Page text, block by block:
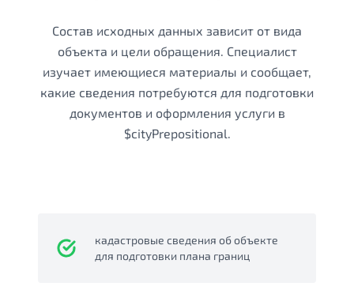
Состав исходных данных зависит от вида
объекта и цели обращения. Специалист
изучает имеющиеся материалы и сообщает,
какие сведения потребуются для подготовки
документов и оформления услуги в
$cityPrepositional.
кадастровые сведения об объекте
для подготовки плана границ